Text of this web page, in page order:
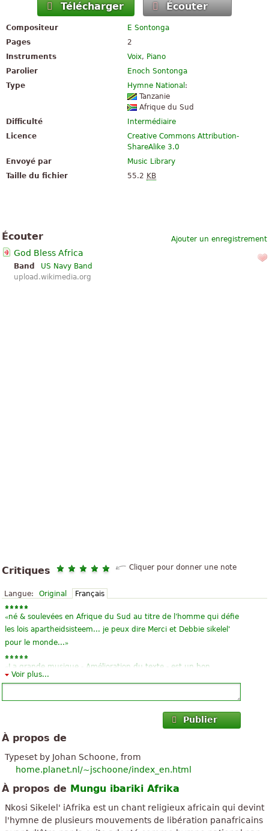
Télécharger Écouter
Compositeur
E Sontonga
Pages
2
Instruments
Voix, Piano
Parolier
Enoch Sontonga
Type
Hymne National :
Tanzanie
Afrique du Sud
Difficulté
Intermédiaire
Licence
Creative Commons Attribution-
ShareAlike 3.0
Envoyé par
Music Library
Taille du fichier
55.2 KB
Ajouter un enregistrement
Écouter
God Bless Africa
Band
US Navy Band
upload.wikimedia.org
Critiques Cliquer pour donner une note
Langue: Original Français
«né & soulevées en Afrique du Sud au titre de l'homme qui défie
les lois apartheidsisteem... je peux dire Merci et Debbie sikelel'
pour le monde...»
La grande musique - Amélioration du texte - est un bon
exemple d'un possible «Hymne International" (si l'humanité est
Merci beaucoup. Aimerait aussi avoir une version incluant la
«En venant de l'Afrique du Sud, ce morceau de moi est vraiment
très important. Il est agréable à entendre. »
«la même manière que « Dieu sauve la Reine » mais sympa et
cool trompette»
fantastique hymne pour le monde entier, non seulement pour
Voir plus...
Publier
À propos de
Typeset by Johan Schoone, from
home.planet.nl/~jschoone/index_en.html
À propos de Mungu ibariki Afrika
Nkosi Sikelel' iAfrika est un chant religieux africain qui devint
l'hymne de plusieurs mouvements de libération panafricains